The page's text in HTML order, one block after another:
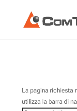
La pagina richiesta
utilizza la barra di